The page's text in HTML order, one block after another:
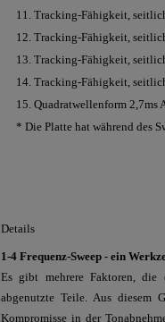
11. Tracking-Fähigkeit,
12. Tracking-Fähigkeit,
13. Tracking-Fähigkeit,
14. Tracking-Fähigkeit,
15. Quadratwellenform 2,7ms
* Die Platte hat während des
Details
1-4 Frequenz-Sweep - ein
Es gibt mehrere Faktoren, die
abgenutzte Teile. Aus diesem
Kompromisse in der